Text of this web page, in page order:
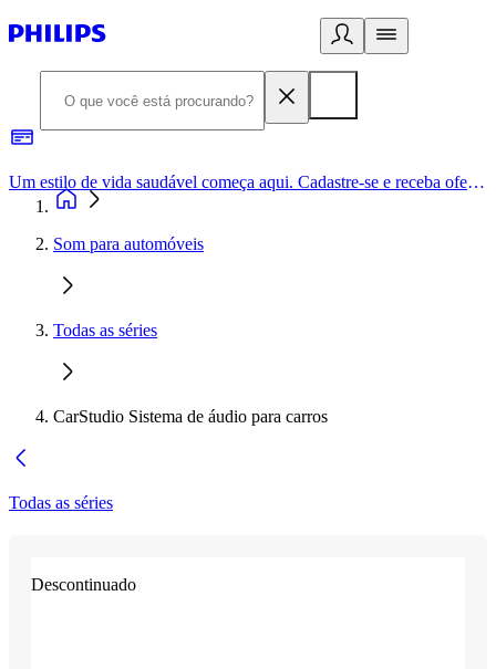
Um estilo de vida saudável começa aqui. Cadastre-se e receba ofertas exclusivas.
Som para automóveis
Todas as séries
CarStudio Sistema de áudio para carros
Todas as séries
Descontinuado